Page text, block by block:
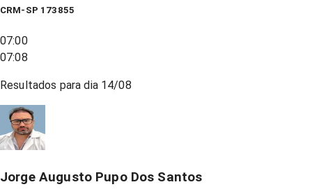
CRM-SP 173855
07:00
07:08
Resultados para dia 14/08
Jorge Augusto Pupo Dos Santos